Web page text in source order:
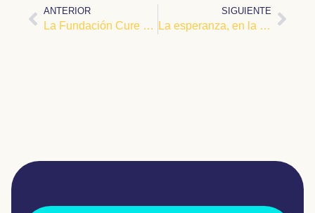
ANTERIOR
La Fundación Cure GM1
SIGUIENTE
La esperanza, en la terapia génica